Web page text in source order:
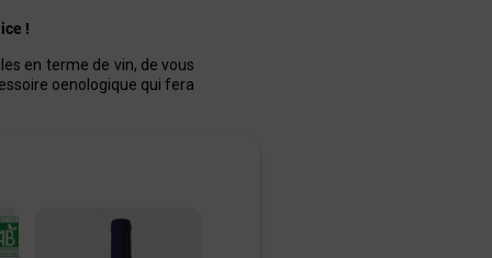
!
en terme de vin, de vous
oenologique qui fera